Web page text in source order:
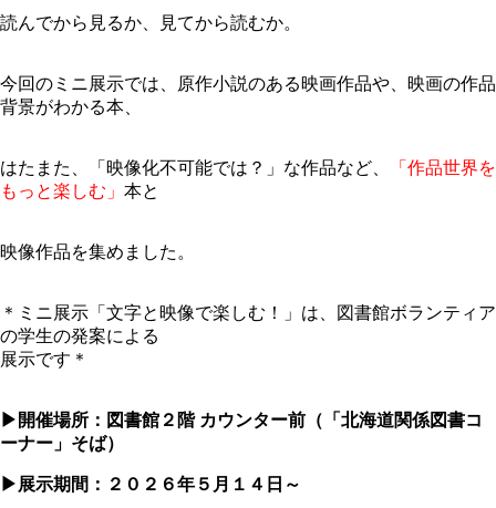
読んでから見るか、見てから読むか。
今回のミニ展示では、原作小説のある映画作品や、映画の作品
背景がわかる本、
はたまた、「映像化不可能では？」な作品など、
「作品世界を
もっと楽しむ」 本と
映像作品を集めました。
＊ミニ展示「文字と映像で楽しむ！」は、図書館ボランティア
の学生の発案による
展示です＊
▶開催場所：図書館２階 カウンター前（「北海道関係図書コ
ーナー」そば）
▶展示期間：２０２６年５月１４日～